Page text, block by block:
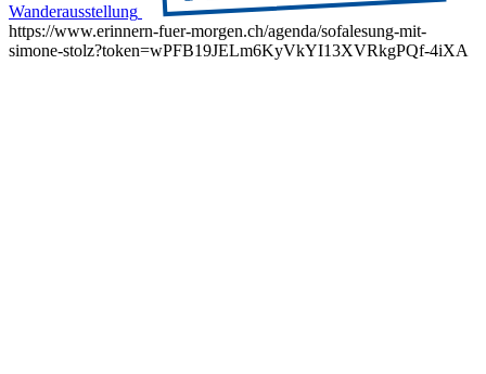
Wanderausstellung
https://www.erinnern-fuer-morgen.ch/agenda/sofalesung-mit-
simone-stolz?token=wPFB19JELm6KyVkYI13XVRkgPQf-4iXA